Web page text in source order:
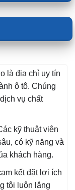
là địa chỉ uy tín
ô tô. Chúng
vụ chất
kỹ thuật viên
có kỹ năng và
khách hàng.
kết đặt lợi ích
tôi luôn lắng